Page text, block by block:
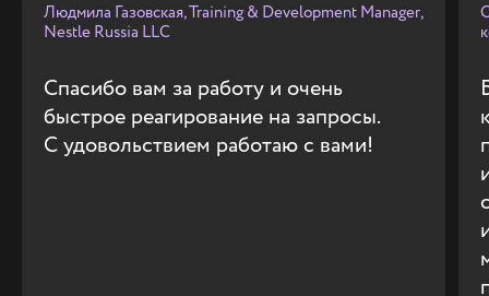
Людмила Газовская, Training & Development Manager,
Nestle Russia LLC
Спасибо вам за работу и очень
быстрое реагирование на запросы.
С удовольствием работаю с вами!